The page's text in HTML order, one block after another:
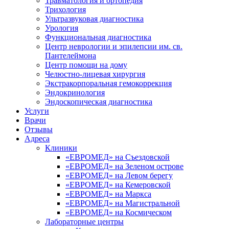
Трихология
Ультразвуковая диагностика
Урология
Функциональная диагностика
Центр неврологии и эпилепсии им. св.
Пантелеймона
Центр помощи на дому
Челюстно-лицевая хирургия
Экстракорпоральная гемокоррекция
Эндокринология
Эндоскопическая диагностика
Услуги
Врачи
Отзывы
Адреса
Клиники
«ЕВРОМЕД» на Съездовской
«ЕВРОМЕД» на Зеленом острове
«ЕВРОМЕД» на Левом берегу
«ЕВРОМЕД» на Кемеровской
«ЕВРОМЕД» на Маркса
«ЕВРОМЕД» на Магистральной
«ЕВРОМЕД» на Космическом
Лабораторные центры